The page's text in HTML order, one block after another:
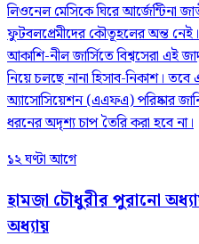
লিওনেল মেসিকে ঘিরে আর্জেন্টিনা
ফুটবলপ্রেমীদের কৌতূহলের অন্ত
আকাশি-নীল জার্সিতে বিশ্বসেরা এই
নিয়ে চলছে নানা হিসাব-নিকাশ।
অ্যাসোসিয়েশন (এএফএ) পরিষ্কার
ধরনের অদৃশ্য চাপ তৈরি করা হবে না।
১২ ঘণ্টা আগে
হামজা চৌধুরীর পুরানো
অধ্যায়